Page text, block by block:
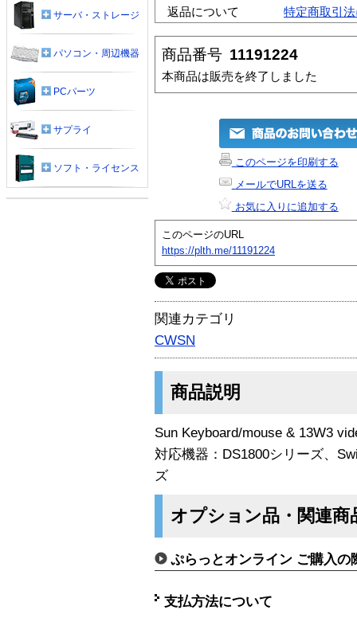
返品について
特定商取引
商品番号 11191224
本商品は販売を終了しました
このページを印刷する
メールでURLを送る
お気に入りに追加する
このページのURL
https://plth.me/11191224
関連カテゴリ
CWSN
商品説明
Sun Keyboard/mouse & 13W3
対応機器：DS1800シリーズ、
ズ
オプション品・関連商
ぷらっとオンライン ご購入の
支払方法について
サーバ・ストレージ
パソコン・周辺機器
PCパーツ
サプライ
ソフト・ライセンス